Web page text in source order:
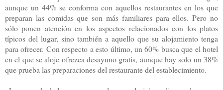
aunque un 44% se conforma con aquellos restaurantes en los que
preparan las comidas que son más familiares para ellos. Pero no
sólo ponen atención en los aspectos relacionados con los platos
típicos del lugar, sino también a aquello que su alojamiento tenga
para ofrecer. Con respecto a esto último, un 60% busca que el hotel
en el que se aloje ofrezca desayuno gratis, aunque hay solo un 38%
que prueba las preparaciones del restaurante del establecimiento.